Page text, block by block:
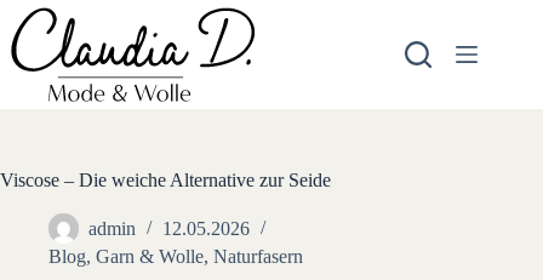
Zum
Inhalt
springen
Viscose – Die weiche Alternative zur Seide
admin
12.05.2026
Blog, Garn & Wolle, Naturfasern